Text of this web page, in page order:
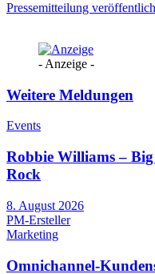
Pressemitteilung
- Anzeige -
Weitere Meldungen
Events
Robbie Williams –
Rock
8. August 2026
PM-Ersteller
Marketing
Omnichannel-